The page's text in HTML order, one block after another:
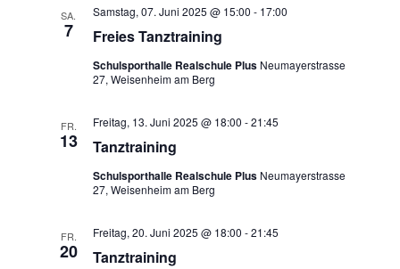
SA.
7 Freies Tanztraining
Samstag, 07. Juni 2025 @ 15:00 - 17:00
Schulsporthalle Realschule Plus Neumayerstrasse
27, Weisenheim am Berg
FR.
13 Tanztraining
Freitag, 13. Juni 2025 @ 18:00 -21:45
Schulsporthalle Realschule Plus Neumayerstrasse
27, Weisenheim am Berg
FR.
20 Tanztraining
Freitag, 20. Juni 2025 @ 18:00 -21:45